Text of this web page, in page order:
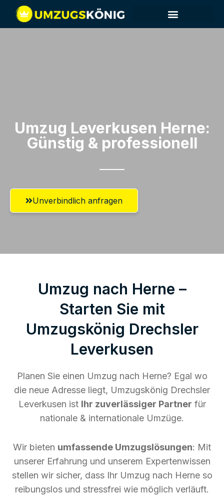
Umzug Leverkusen​ Herne:
Günstig & professionell​
Unverbindlich anfragen
Umzug nach Herne –
Starten Sie mit
Umzugskönig Drechsler
Leverkusen
Planen Sie einen Umzug nach Herne? Egal wo
die neue Adresse liegt, Umzugskönig Drechsler
Leverkusen ist Ihr zuverlässiger Partner für
nationale & internationale Umzüge.
Wir bieten umfassende Umzugslösungen: Mit
unserer Erfahrung und unserem Expertenwissen
stellen wir sicher, dass Ihr Umzug nach Herne so
reibungslos und stressfrei wie möglich verläuft.